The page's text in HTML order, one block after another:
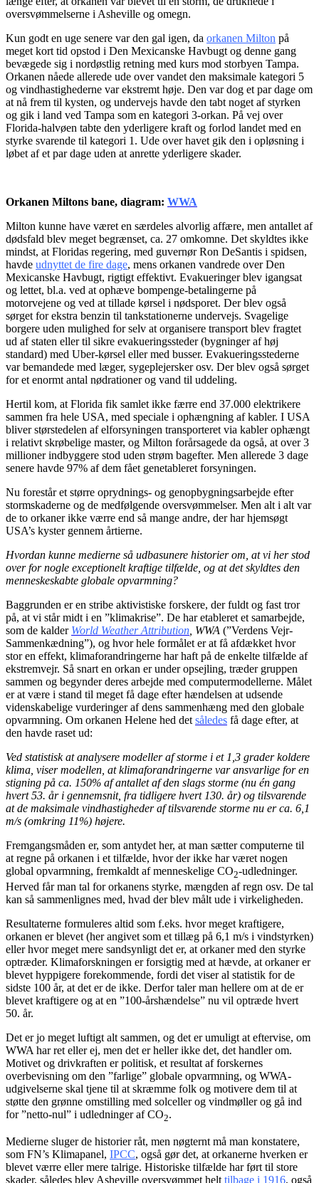
oversvømmelserne i Asheville og omegn.
Kun godt en uge senere var den gal igen, da orkanen Milton på
meget kort tid opstod i Den Mexicanske Havbugt og denne gang
bevægede sig i nordøstlig retning med kurs mod storbyen Tampa.
Orkanen nåede allerede ude over vandet den maksimale kategori 5
og vindhastighederne var ekstremt høje. Den var dog et par dage om
at nå frem til kysten, og undervejs havde den tabt noget af styrken
og gik i land ved Tampa som en kategori 3-orkan. På vej over
Florida-halvøen tabte den yderligere kraft og forlod landet med en
styrke svarende til kategori 1. Ude over havet gik den i opløsning i
løbet af et par dage uden at anrette yderligere skader.
Orkanen Miltons bane, diagram: WWA
Milton kunne have været en særdeles alvorlig affære, men antallet af
dødsfald blev meget begrænset, ca. 27 omkomne. Det skyldtes ikke
mindst, at Floridas regering, med guvernør Ron DeSantis i spidsen,
havde udnyttet de fire dage, mens orkanen vandrede over Den
Mexicanske Havbugt, rigtigt effektivt. Evakueringer blev igangsat
og lettet, bl.a. ved at ophæve bompenge-betalingerne på
motorvejene og ved at tillade kørsel i nødsporet. Der blev også
sørget for ekstra benzin til tankstationerne undervejs. Svagelige
borgere uden mulighed for selv at organisere transport blev fragtet
ud af staten eller til sikre evakueringssteder (bygninger af høj
standard) med Uber-kørsel eller med busser. Evakueringsstederne
var bemandede med læger, sygeplejersker osv. Der blev også sørget
for et enormt antal nødrationer og vand til uddeling.
Hertil kom, at Florida fik samlet ikke færre end 37.000 elektrikere
sammen fra hele USA, med speciale i ophængning af kabler. I USA
bliver størstedelen af elforsyningen transporteret via kabler ophængt
i relativt skrøbelige master, og Milton forårsagede da også, at over 3
millioner indbyggere stod uden strøm bagefter. Men allerede 3 dage
senere havde 97% af dem fået genetableret forsyningen.
Nu forestår et større oprydnings- og genopbygningsarbejde efter
stormskaderne og de medfølgende oversvømmelser. Men alt i alt var
de to orkaner ikke værre end så mange andre, der har hjemsøgt
USA’s kyster gennem årtierne.
Hvordan kunne medierne så udbasunere historier om, at vi her stod
over for nogle exceptionelt kraftige tilfælde, og at det skyldtes den
menneskeskabte globale opvarmning?
Baggrunden er en stribe aktivistiske forskere, der fuldt og fast tror
på, at vi står midt i en ”klimakrise”. De har etableret et samarbejde,
som de kalder World Weather Attribution , WWA (”Verdens Vejr-
Sammenkædning”), og hvor hele formålet er at få afdækket hvor
stor en effekt, klimaforandringerne har haft på de enkelte tilfælde af
ekstremvejr. Så snart en orkan er under opsejling, træder gruppen
sammen og begynder deres arbejde med computermodellerne. Målet
er at være i stand til meget få dage efter hændelsen at udsende
videnskabelige vurderinger af dens sammenhæng med den globale
opvarmning. Om orkanen Helene hed det således få dage efter, at
den havde raset ud:
Ved statistisk at analysere modeller af storme i et 1,3 grader koldere
klima, viser modellen, at klimaforandringerne var ansvarlige for en
stigning på ca. 150% af antallet af den slags storme (nu én gang
hvert 53. år i gennemsnit, fra tidligere hvert 130. år) og tilsvarende
at de maksimale vindhastigheder af tilsvarende storme nu er ca. 6,1
m/s (omkring 11%) højere.
Fremgangsmåden er, som antydet her, at man sætter computerne til
at regne på orkanen i et tilfælde, hvor der ikke har været nogen
global opvarmning, fremkaldt af menneskelige CO2-udledninger.
Herved får man tal for orkanens styrke, mængden af regn osv. De tal
kan så sammenlignes med, hvad der blev målt ude i virkeligheden.
Resultaterne formuleres altid som f.eks. hvor meget kraftigere,
orkanen er blevet (her angivet som et tillæg på 6,1 m/s i vindstyrken)
eller hvor meget mere sandsynligt det er, at orkaner med den styrke
optræder. Klimaforskningen er forsigtig med at hævde, at orkaner er
blevet hyppigere forekommende, fordi det viser al statistik for de
sidste 100 år, at det er de ikke. Derfor taler man hellere om at de er
blevet kraftigere og at en ”100-årshændelse” nu vil optræde hvert
50. år.
Det er jo meget luftigt alt sammen, og det er umuligt at eftervise, om
WWA har ret eller ej, men det er heller ikke det, det handler om.
Motivet og drivkraften er politisk, et resultat af forskernes
overbevisning om den ”farlige” globale opvarmning, og WWA-
udgivelserne skal tjene til at skræmme folk og motivere dem til at
støtte den grønne omstilling med solceller og vindmøller og gå ind
for ”netto-nul” i udledninger af CO2.
Medierne sluger de historier råt, men nøgternt må man konstatere,
som FN’s Klimapanel, IPCC, også gør det, at orkanerne hverken er
blevet værre eller mere talrige. Historiske tilfælde har ført til store
skader, således blev Asheville oversvømmet helt tilbage i 1916, også